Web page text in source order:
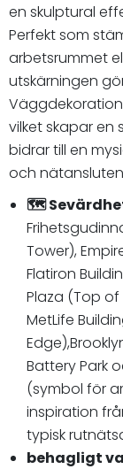
en skulptural
Perfekt som
arbetsrummet
utskärningen
vilket skapar en
bidrar till en
och
🗺️
Tower),
Flatiron
Plaza (Top of
MetLife
Battery Park
(symbol för
inspiration
typisk
behagligt